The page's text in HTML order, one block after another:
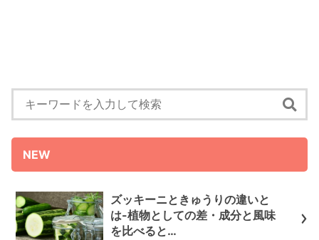
NEW
ズッキーニときゅうりの違いと
は-植物としての差・成分と風味
を比べると…